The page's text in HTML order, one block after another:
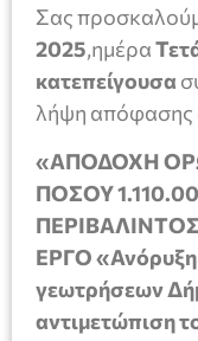
Σας
2025,ημέρα
κατεπείγουσα
λήψη απόφασης
«ΑΠΟΔΟΧΗ
ΠΟΣΟΥ
ΕΡΓΟ «Ανόρυξη
γεωτρήσεων
αντιμετώπιση